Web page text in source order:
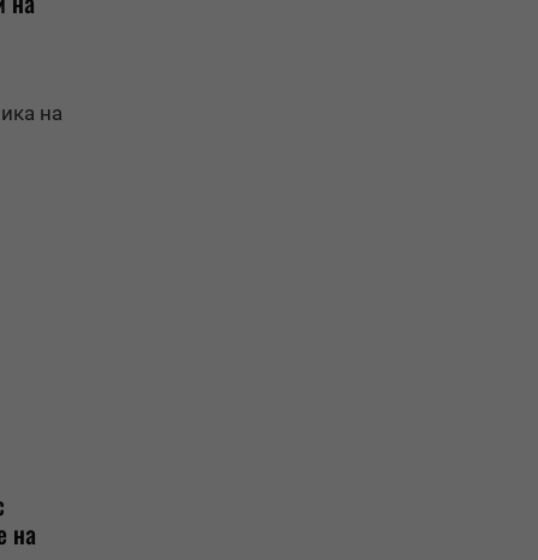
на
на